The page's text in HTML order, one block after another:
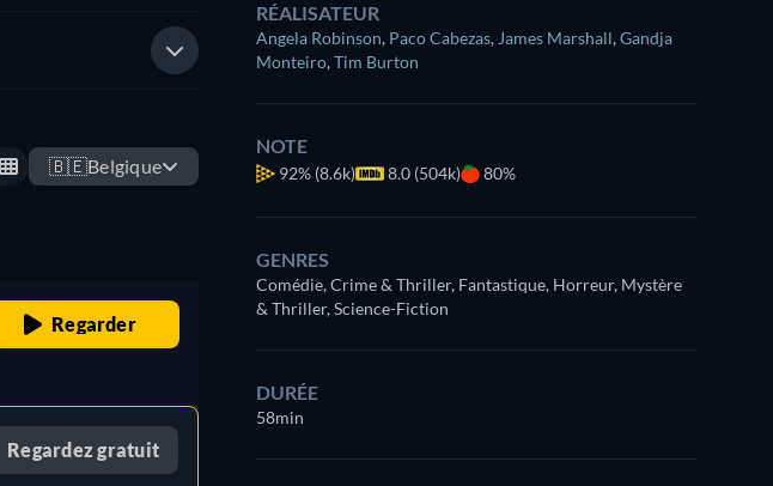
🇧🇪Belgique
Regarder
Regardez gratuit
RÉALISATEUR
Angela Robinson, Paco Cabezas, James Marshall,Gandja
Monteiro,Tim Burton
NOTE
92% (8.6k) 8.0 (504k) 80%
GENRES
Comédie, Crime & Thriller, Fantastique, Horreur, Mystère
& Thriller, Science-Fiction
DURÉE
58min